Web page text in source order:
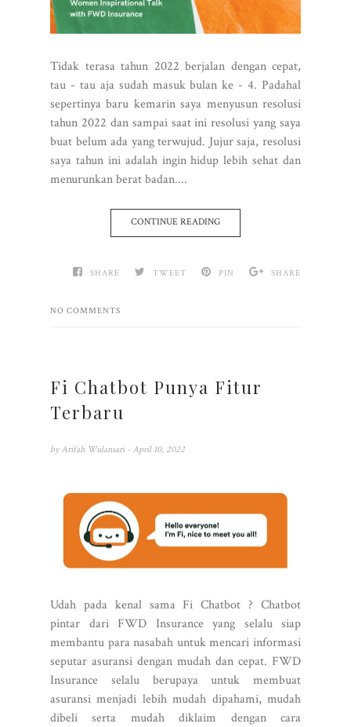
Tidak terasa tahun 2022 berjalan dengan cepat,
tau - tau aja sudah masuk bulan ke - 4. Padahal
sepertinya baru kemarin saya menyusun resolusi
tahun 2022 dan sampai saat ini resolusi yang saya
buat belum ada yang terwujud. Jujur saja, resolusi
saya tahun ini adalah ingin hidup lebih sehat dan
menurunkan berat badan....
CONTINUE READING
SHARE TWEET PIN SHARE
NO COMMENTS
Fi Chatbot Punya Fitur
Terbaru
by Arifah Wulansari - April 10, 2022
Udah pada kenal sama Fi Chatbot ? Chatbot
pintar dari FWD Insurance yang selalu siap
membantu para nasabah untuk mencari informasi
seputar asuransi dengan mudah dan cepat. FWD
Insurance selalu berupaya untuk membuat
asuransi menjadi lebih mudah dipahami, mudah
dibeli serta mudah diklaim dengan cara